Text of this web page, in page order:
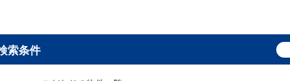
索条件